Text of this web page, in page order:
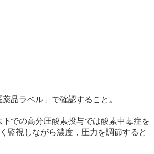
品ラベル」で確認すること。
での高分圧酸素投与では酸素中毒症を
監視しながら濃度，圧力を調節すると